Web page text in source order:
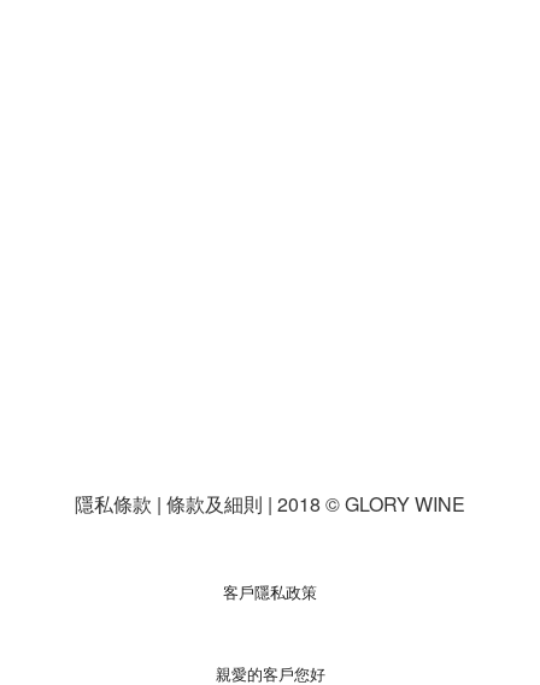
隱私條款 | 條款及細則 | 2018 © GLORY WINE
客戶隱私政策
親愛的客戶您好